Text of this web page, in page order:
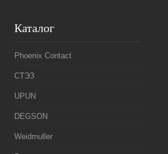
Каталог
Phoenix Contact
СТЭЗ
UPUN
DEGSON
Weidmuller